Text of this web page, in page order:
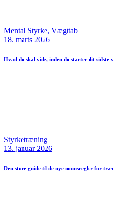
Mental Styrke, Vægttab
18. marts 2026
Hvad du skal vide, inden du starter dit sidste
Styrketræning
13. januar 2026
Den store guide til de nye momsregler for